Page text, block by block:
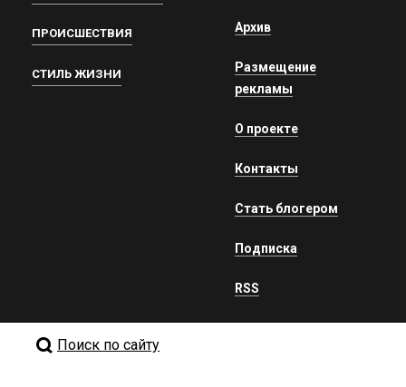
ПРОИСШЕСТВИЯ
СТИЛЬ ЖИЗНИ
Архив
Размещение
рекламы
О проекте
Контакты
Стать блогером
Подписка
RSS
Поиск по сайту